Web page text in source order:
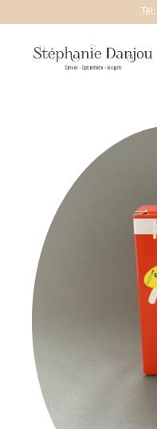
Tél: